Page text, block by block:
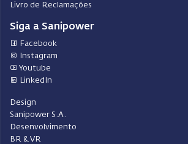
Livro de Reclamações
Siga a Sanipower
Facebook
Instagram
Youtube
LinkedIn
Design
Sanipower S.A.
Desenvolvimento
BR & VR